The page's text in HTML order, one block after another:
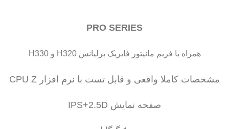
PRO SERIES
همراه با فریم مانیتور فابریک برلیانس H320 و H330
مشخصات کاملا واقعی و قابل تست با نرم افزار CPU Z
صفحه نمایش IPS+2.5D